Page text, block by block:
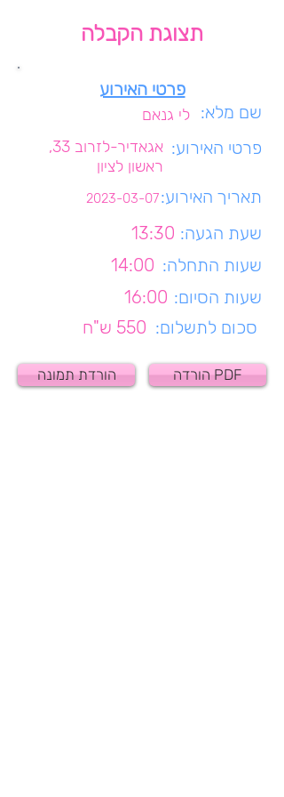
תצוגת הקבלה
פרטי האירוע
לי גנאם שם מלא:
אגאדיר-לזרוב 33,
ראשון לציון
פרטי האירוע:
2023-03-07תאריך האירוע:
13:30 שעת הגעה:
14:00 שעות התחלה:
16:00 שעות הסיום:
550 ש"ח סכום לתשלום:
הורדת תמונה הורדה PDF